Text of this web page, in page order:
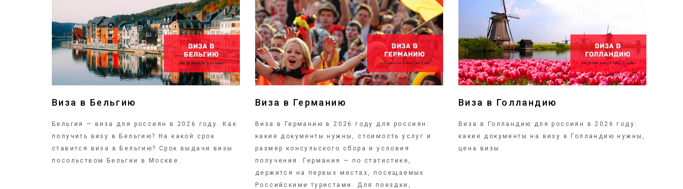
ПОДРОБНЕЕ
Виза в Бельгию
Бельгия — виза для россиян в 2026 году. Как
получить визу в Бельгию? На какой срок
ставится виза в Бельгию? Срок выдачи визы
посольством Бельгии в Москве.
ПОДРОБНЕЕ
Виза в Германию
Виза в Германию в 2026 году для россиян:
какие документы нужны, стоимость услуг и
размер консульского сбора и условия
получения. Германия — по статистике,
держится на первых местах, посещаемых
Российскими туристами. Для поездки,
ПОДРОБНЕЕ
Виза в Голландию
Виза в Голландию для россиян в 2026 году:
какие документы на визу в Голландию нужны,
цена визы.